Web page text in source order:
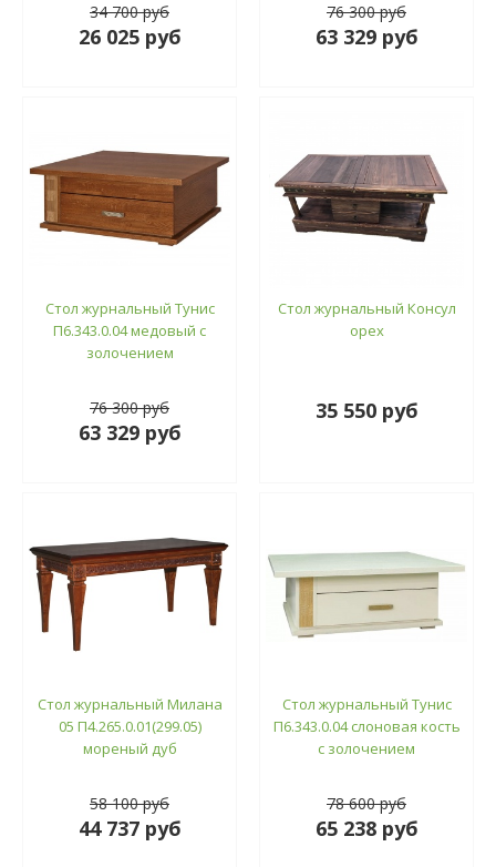
34 700 руб
26 025 руб
76 300 руб
63 329 руб
Стол журнальный Тунис
П6.343.0.04 медовый с
золочением
76 300 руб
63 329 руб
Стол журнальный Консул
орех
35 550 руб
Стол журнальный Милана
05 П4.265.0.01(299.05)
мореный дуб
58 100 руб
44 737 руб
Стол журнальный Тунис
П6.343.0.04 слоновая кость
с золочением
78 600 руб
65 238 руб